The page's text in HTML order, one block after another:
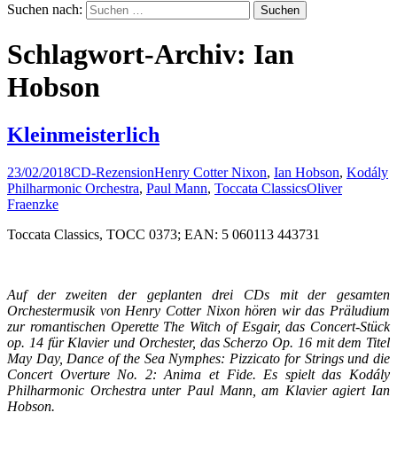
Suchen nach:
Schlagwort-Archiv: Ian
Hobson
Kleinmeisterlich
23/02/2018CD-RezensionHenry Cotter Nixon, Ian Hobson, Kodály
Philharmonic Orchestra, Paul Mann, Toccata ClassicsOliver
Fraenzke
Toccata Classics, TOCC 0373; EAN: 5 060113 443731
Auf der zweiten der geplanten drei CDs mit der gesamten
Orchestermusik von Henry Cotter Nixon hören wir das Präludium
zur romantischen Operette The Witch of Esgair, das Concert-Stück
op. 14 für Klavier und Orchester, das Scherzo Op. 16 mit dem Titel
May Day, Dance of the Sea Nymphes: Pizzicato for Strings und die
Concert Overture No. 2: Anima et Fide. Es spielt das Kodály
Philharmonic Orchestra unter Paul Mann, am Klavier agiert Ian
Hobson.